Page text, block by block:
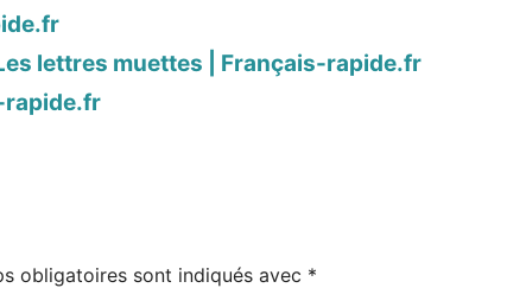
lettres muettes | Français-rapide.fr
rapide.fr
obligatoires sont indiqués avec *